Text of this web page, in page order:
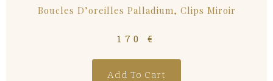
Boucles D’oreilles Palladium, Clips Miroir
170€
Add To Cart